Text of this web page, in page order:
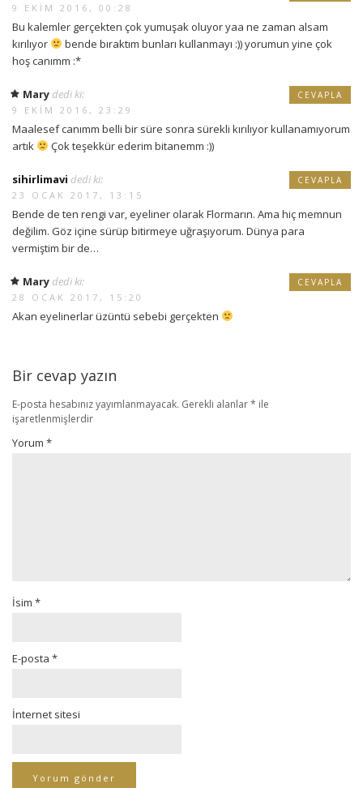
9 EKIM 2016, 00:28
Bu kalemler gerçekten çok yumuşak oluyor yaa ne zaman alsam
kırılıyor
bende bıraktım bunları kullanmayı :)) yorumun yine çok
hoş canımm :*
Mary dedi ki:
9 EKIM 2016, 23:29
Maalesef canımm belli bir süre sonra sürekli kırılıyor kullanamıyorum
artık
Çok teşekkür ederim bitanemm :))
CEVAPLA
sihirlimavi dedi ki:
23 OCAK 2017, 13:15
Bende de ten rengi var, eyeliner olarak Flormarın. Ama hiç memnun
değilim. Göz içine sürüp bitirmeye uğraşıyorum. Dünya para
vermiştim bir de…
CEVAPLA
Mary dedi ki:
28 OCAK 2017, 15:20
Akan eyelinerlar üzüntü sebebi gerçekten
CEVAPLA
Bir cevap yazın
E-posta hesabınız yayımlanmayacak. Gerekli alanlar* ile
işaretlenmişlerdir
Yorum *
İsim *
E-posta *
İnternet sitesi